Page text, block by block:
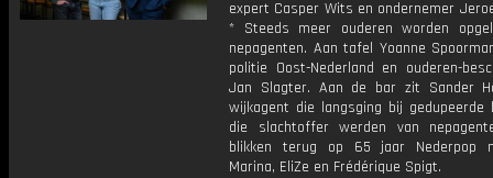
expert Casper Wits en ondernemer
* Steeds meer ouderen worden
nepagenten. Aan tafel Yoanne
politie Oost-Nederland en ouderen-
Jan Slagter. Aan de bar zit Sander
wijkagent die langsging bij gedupeerde
die slachtoffer werden van
blikken terug op 65 jaar Nederpop
Marina, EliZe en Frédérique Spigt.